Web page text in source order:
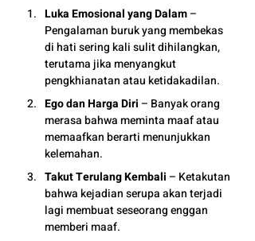
Luka Emosional yang Dalam –
Pengalaman buruk yang membekas
di hati sering kali sulit dihilangkan,
terutama jika menyangkut
pengkhianatan atau ketidakadilan.
Ego dan Harga Diri – Banyak orang
merasa bahwa meminta maaf atau
memaafkan berarti menunjukkan
kelemahan.
Takut Terulang Kembali – Ketakutan
bahwa kejadian serupa akan terjadi
lagi membuat seseorang enggan
memberi maaf.